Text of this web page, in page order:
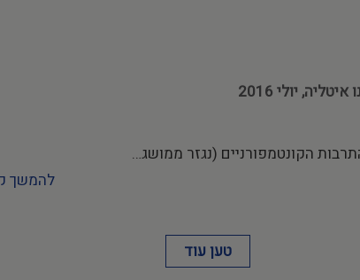
יולי 2016
הקונטמפורניים (נגזר ממושג…
להמשך
טען עוד